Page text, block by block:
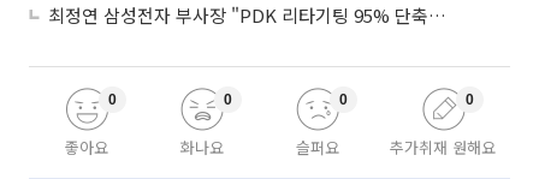
최정연 삼성전자 부사장 "PDK 리타기팅 95% 단축…에이전트 AI 시범 활용"
좋아요
0
화나요
0
슬퍼요
0
추가취재 원해요
0